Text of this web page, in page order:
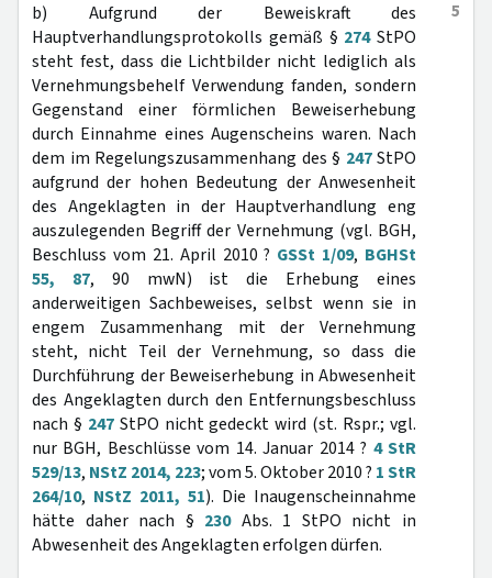
5
b) Aufgrund der Beweiskraft des
Hauptverhandlungsprotokolls gemäß § 274StPO
steht fest, dass die Lichtbilder nicht lediglich als
Vernehmungsbehelf Verwendung fanden, sondern
Gegenstand einer förmlichen Beweiserhebung
durch Einnahme eines Augenscheins waren. Nach
dem im Regelungszusammenhang des § 247StPO
aufgrund der hohen Bedeutung der Anwesenheit
des Angeklagten in der Hauptverhandlung eng
auszulegenden Begriff der Vernehmung (vgl. BGH,
Beschluss vom 21. April 2010 ? GSSt 1/09, BGHSt
55, 87, 90 mwN) ist die Erhebung eines
anderweitigen Sachbeweises, selbst wenn sie in
engem Zusammenhang mit der Vernehmung
steht, nicht Teil der Vernehmung, so dass die
Durchführung der Beweiserhebung in Abwesenheit
des Angeklagten durch den Entfernungsbeschluss
nach § 247StPO nicht gedeckt wird (st. Rspr.; vgl.
nur BGH, Beschlüsse vom 14. Januar 2014 ? 4 StR
529/13, NStZ 2014, 223; vom 5. Oktober 2010 ? 1 StR
264/10, NStZ 2011, 51). Die Inaugenscheinnahme
hätte daher nach § 230Abs. 1 StPO nicht in
Abwesenheit des Angeklagten erfolgen dürfen.